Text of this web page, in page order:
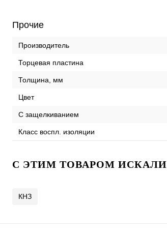
Прочие
Производитель
Торцевая пластина
Толщина, мм
Цвет
С защелкиванием
Класс воспл. изоляции
C ЭТИМ ТОВАРОМ ИСКАЛИ
КНЗ